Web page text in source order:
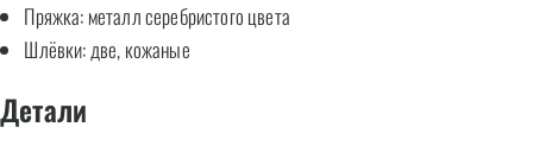
Пряжка: металл серебристого цвета
Шлёвки: две, кожаные
Детали